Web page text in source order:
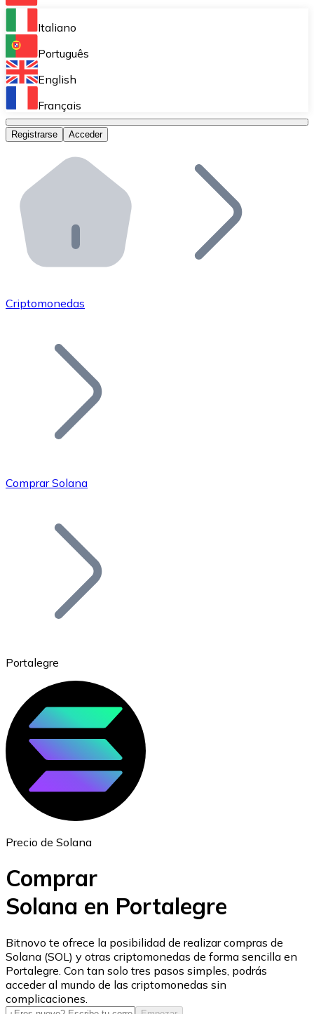
Bitnovo Ramp
Integra nuestra solución en tu plataforma.
Bitnovo Giftcards
Bitnovo OTC
Bitnovo ATM
Integra un ATM Bitnovo en tu negocio y permite que
Bitnovo API
Integra nuestra API en tu ecosistema.
Únete a nuestra red de distribuidores.
Añade tu proyecto a nuestro ecosistema.
Bitcoin
ETH
USD Coin
USDC
Italiano
Português
English
Français
Registrarse Acceder
Criptomonedas
Comprar Solana
Portalegre
Precio de Solana
Comprar
Solana en Portalegre
Bitnovo te ofrece la posibilidad de realizar compras de
Solana (SOL) y otras criptomonedas de forma sencilla en
Portalegre. Con tan solo tres pasos simples, podrás
acceder al mundo de las criptomonedas sin
complicaciones.